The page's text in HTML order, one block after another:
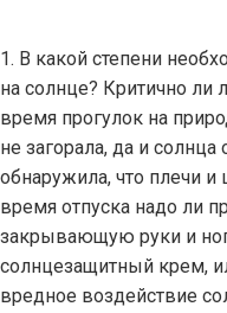
1. В какой степени
на солнце? Критично ли
время прогулок на
не загорала, да и
обнаружила, что плечи
время отпуска надо ли
закрывающую руки и
солнцезащитный крем,
вредное воздействие